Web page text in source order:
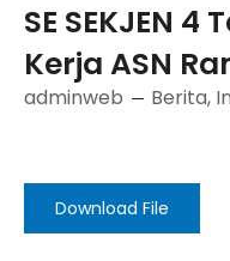
SE SEKJEN
Kerja ASN
adminweb Berita,
Download File